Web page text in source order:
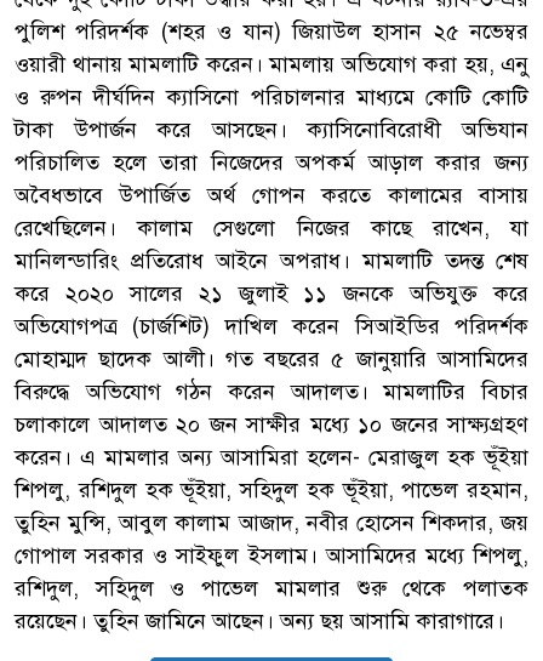
পুলিশ পরিদর্শক (শহর ও যান) জিয়াউল হাসান ২৫ নভেম্বর
ওয়ারী থানায় মামলাটি করেন। মামলায় অভিযোগ করা হয়, এনু
ও রুপন দীর্ঘদিন ক্যাসিনো পরিচালনার মাধ্যমে কোটি কোটি
টাকা উপার্জন করে আসছেন। ক্যাসিনোবিরোধী অভিযান
পরিচালিত হলে তারা নিজেদের অপকর্ম আড়াল করার জন্য
অবৈধভাবে উপার্জিত অর্থ গোপন করতে কালামের বাসায়
রেখেছিলেন। কালাম সেগুলো নিজের কাছে রাখেন, যা
মানিলন্ডারিং প্রতিরোধ আইনে অপরাধ। মামলাটি তদন্ত শেষ
করে ২০২০ সালের ২১ জুলাই ১১ জনকে অভিযুক্ত করে
অভিযোগপত্র (চার্জশিট) দাখিল করেন সিআইডির পরিদর্শক
মোহাম্মদ ছাদেক আলী। গত বছরের ৫ জানুয়ারি আসামিদের
বিরুদ্ধে অভিযোগ গঠন করেন আদালত। মামলাটির বিচার
চলাকালে আদালত ২০ জন সাক্ষীর মধ্যে ১০ জনের সাক্ষ্যগ্রহণ
করেন। এ মামলার অন্য আসামিরা হলেন- মেরাজুল হক ভূঁইয়া
শিপলু, রশিদুল হক ভূঁইয়া, সহিদুল হক ভূঁইয়া, পাভেল রহমান,
তুহিন মুন্সি, আবুল কালাম আজাদ, নবীর হোসেন শিকদার, জয়
গোপাল সরকার ও সাইফুল ইসলাম। আসামিদের মধ্যে শিপলু,
রশিদুল, সহিদুল ও পাভেল মামলার শুরু থেকে পলাতক
রয়েছেন। তুহিন জামিনে আছেন। অন্য ছয় আসামি কারাগারে।